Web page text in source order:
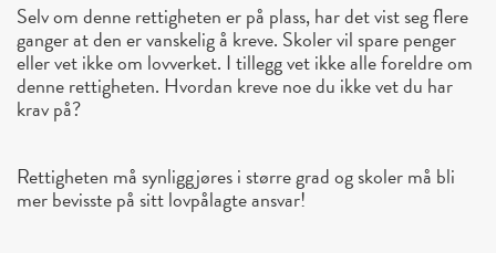
Selv om denne rettigheten er på plass, har det vist seg flere
ganger at den er vanskelig å kreve. Skoler vil spare penger
eller vet ikke om lovverket. I tillegg vet ikke alle foreldre om
denne rettigheten. Hvordan kreve noe du ikke vet du har
krav på?
Rettigheten må synliggjøres i større grad og skoler må bli
mer bevisste på sitt lovpålagte ansvar!